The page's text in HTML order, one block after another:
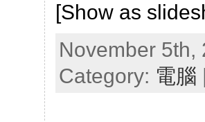
[Show as
November 5th,
Category: 電腦